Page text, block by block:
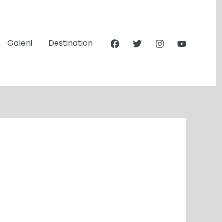
Galerii Destination